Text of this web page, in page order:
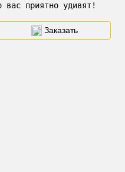
вас приятно удивят!
Заказать